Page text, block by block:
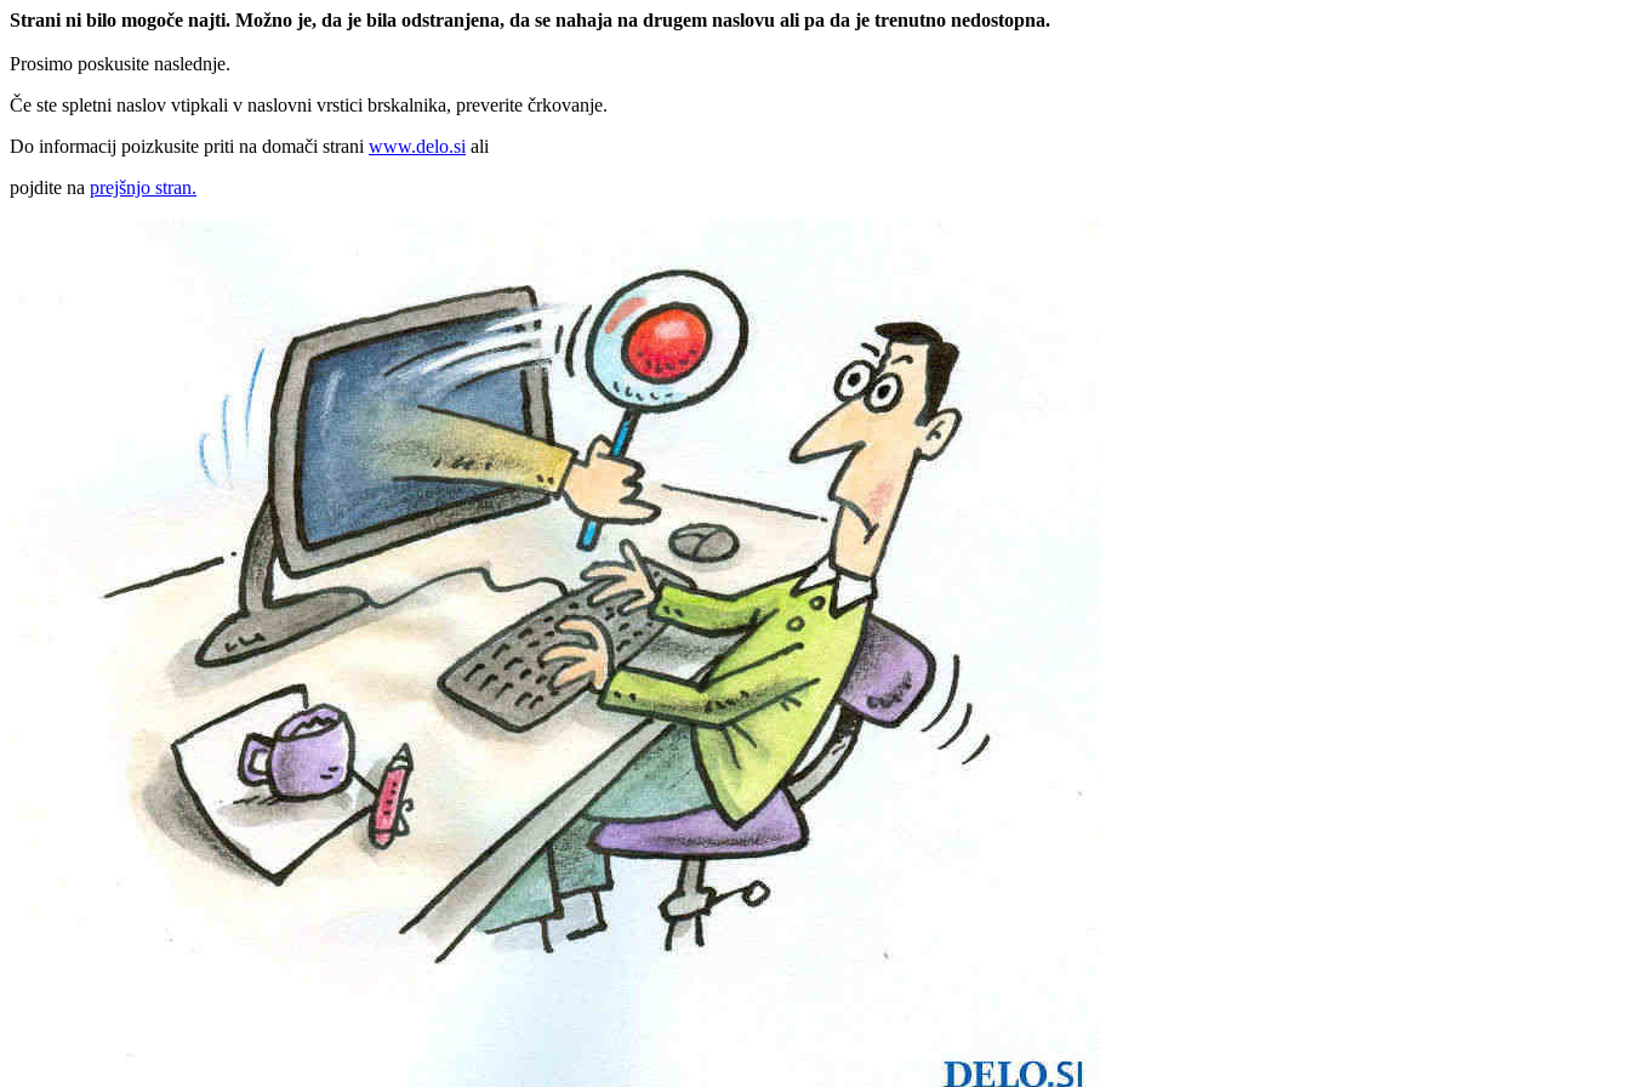
Strani ni bilo mogoče najti. Možno je, da je bila odstranjena, da se nahaja na drugem naslovu ali pa da je trenutno nedostopna.
Prosimo poskusite naslednje.
Če ste spletni naslov vtipkali v naslovni vrstici brskalnika, preverite črkovanje.
Do informacij poizkusite priti na domači strani www.delo.si ali
pojdite na prejšnjo stran.